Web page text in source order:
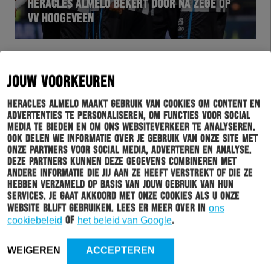
JOUW VOORKEUREN
Heracles Almelo maakt gebruik van cookies om content en
advertenties te personaliseren, om functies voor social
media te bieden en om ons websiteverkeer te analyseren.
Ook delen we informatie over je gebruik van onze site met
onze partners voor social media, adverteren en analyse.
Deze partners kunnen deze gegevens combineren met
andere informatie die jij aan ze heeft verstrekt of die ze
hebben verzameld op basis van jouw gebruik van hun
services. Je gaat akkoord met onze cookies als u onze
website blijft gebruiken. Lees er meer over in ons
cookiebeleid of het beleid van Google.
WEIGEREN ACCEPTEREN
HERACLES ALMELO BEKERT DOOR NA ZEGE OP
VV HOOGEVEEN
HERHEE 15-12-2025
PARKEERDRUK IN WOONWIJKEN ROND ASITO
STADION OP WEDSTRIJDDAGEN